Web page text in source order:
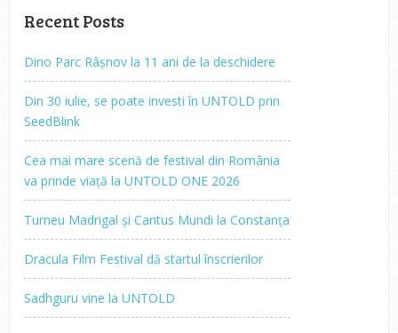
Recent Posts
Dino Parc Râșnov la 11 ani de la deschidere
Din 30 iulie, se poate investi în UNTOLD prin
SeedBlink
Cea mai mare scenă de festival din România
va prinde viață la UNTOLD ONE 2026
Turneu Madrigal și Cantus Mundi la Constanța
Dracula Film Festival dă startul înscrierilor
Sadhguru vine la UNTOLD